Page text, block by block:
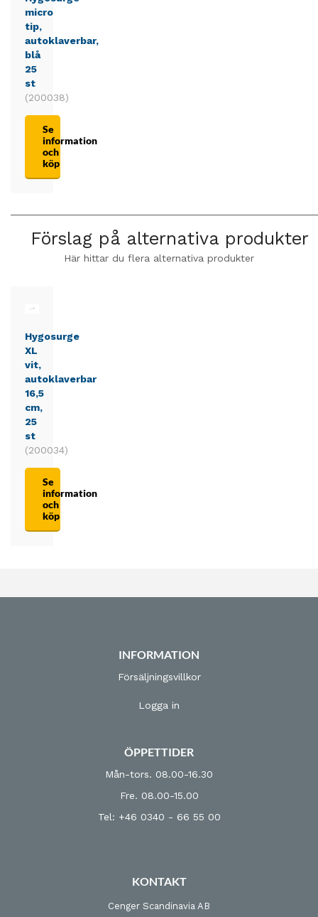
micro
tip,
autoklaverbar,
blå
25
st
(200038)
Se
information
och
köp
Förslag på alternativa produkter
Här hittar du flera alternativa produkter
Hygosurge
XL
vit,
autoklaverbar
16,5
cm,
25
st
(200034)
Se
information
och
köp
INFORMATION
Försäljningsvillkor
Logga in
ÖPPETTIDER
Mån-tors. 08.00-16.30
Fre. 08.00-15.00
Tel: +46 0340 - 66 55 00
KONTAKT
Cenger Scandinavia AB